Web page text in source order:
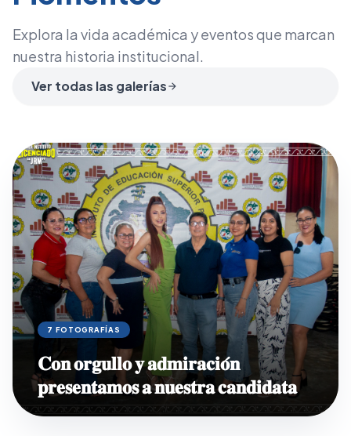
Explora la vida académica y eventos que marcan
nuestra historia institucional.
Ver todas las galerías arrow_forward
7 FOTOGRAFÍAS
𝐂𝐨𝐧 𝐨𝐫𝐠𝐮𝐥𝐥𝐨 𝐲 𝐚𝐝𝐦𝐢𝐫𝐚𝐜𝐢𝐨́𝐧
𝐩𝐫𝐞𝐬𝐞𝐧𝐭𝐚𝐦𝐨𝐬 𝐚 𝐧𝐮𝐞𝐬𝐭𝐫𝐚 𝐜𝐚𝐧𝐝𝐢𝐝𝐚𝐭𝐚